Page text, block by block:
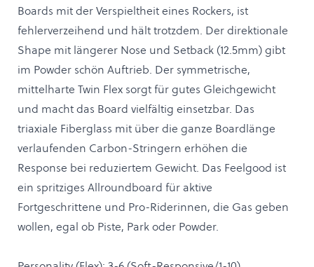
Boards mit der Verspieltheit eines Rockers, ist
fehlerverzeihend und hält trotzdem. Der direktionale
Shape mit längerer Nose und Setback (12.5mm) gibt
im Powder schön Auftrieb. Der symmetrische,
mittelharte Twin Flex sorgt für gutes Gleichgewicht
und macht das Board vielfältig einsetzbar. Das
triaxiale Fiberglass mit über die ganze Boardlänge
verlaufenden Carbon-Stringern erhöhen die
Response bei reduziertem Gewicht. Das Feelgood ist
ein spritziges Allroundboard für aktive
Fortgeschrittene und Pro-Riderinnen, die Gas geben
wollen, egal ob Piste, Park oder Powder.